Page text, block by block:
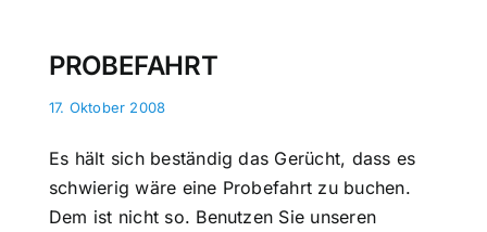
PROBEFAHRT
17. Oktober 2008
Es hält sich beständig das Gerücht, dass es
schwierig wäre eine Probefahrt zu buchen.
Dem ist nicht so. Benutzen Sie unseren